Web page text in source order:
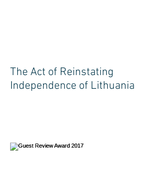
The Act of Reinstating
Independence of Lithuania